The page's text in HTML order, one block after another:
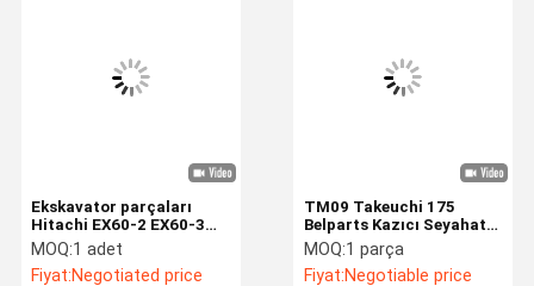
TM09 Takeuchi 175
Belparts Kazıcı Seyahat
Motoru Assy Tb175 Final
Drive Assy
MOQ:1 parça
Fiyat:Negotiable price
Ekskavator parçaları
Hitachi EX60-2 EX60-3
ZX70 EX75 EX60-5
9190694 hidrolik seyahat
motoru
MOQ:1 adet
Fiyat:Negotiated price